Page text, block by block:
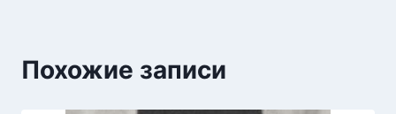
Похожие записи